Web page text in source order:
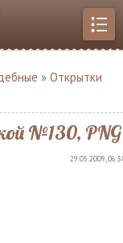
» Открытки
№130, PNG
29.05.2009,